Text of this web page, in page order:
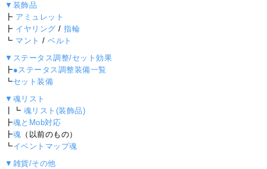
▼装飾品
┣ アミュレット
┣ イヤリング /指輪
┗ マント /ベルト
▼ステータス調整/セット効果
┣●ステータス調整装備一覧
┗セット装備
▼魂リスト
┃┗ 魂リスト(装飾品)
┣魂とMob対応
┣魂 （以前のもの）
┗イベントマップ魂
▼雑貨/その他